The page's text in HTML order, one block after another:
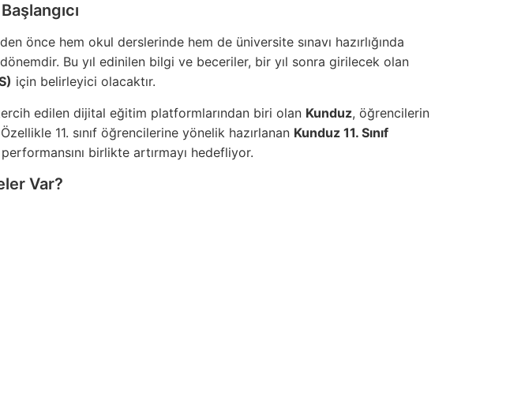
önce hem okul derslerinde hem de üniversite sınavı hazırlığında
Bu yıl edinilen bilgi ve beceriler, bir yıl sonra girilecek olan
için belirleyici olacaktır.
edilen dijital eğitim platformlarından biri olan Kunduz, öğrencilerin
11. sınıf öğrencilerine yönelik hazırlanan Kunduz 11. Sınıf
birlikte artırmayı hedefliyor.
Var?